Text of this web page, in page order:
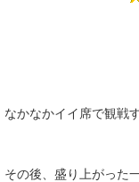
なかなかイイ席で観戦
その後、盛り上がった